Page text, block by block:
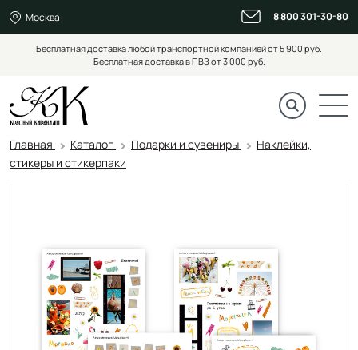
Москва 8 800 301-30-80
Бесплатная доставка любой транспортной компанией от 5 900 руб.
Бесплатная доставка в ПВЗ от 3 000 руб.
Главная Каталог Подарки и сувениры
Наклейки,
стикеры и стикерпаки